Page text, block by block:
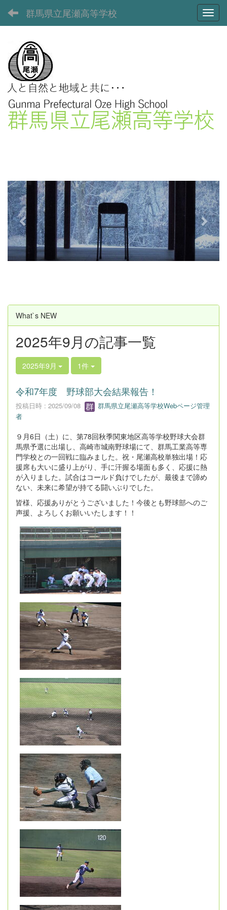
群馬県立尾瀬高等学校
e
v
i
o
u
s
x
t
What`s NEW
2025年9月の記事一覧
2025年9月 1件
令和7年度 野球部大会結果報告！
投稿日時 : 2025/09/08
群馬県立尾瀬高等学校Webページ管理
者
９月6日（土）に、第78回秋季関東地区高等学校野球大会群
馬県予選に出場し、高崎市城南野球場にて、群馬工業高等専
門学校との一回戦に臨みました。祝・尾瀬高校単独出場！応
援席も大いに盛り上がり、手に汗握る場面も多く、応援に熱
が入りました。試合はコールド負けでしたが、最後まで諦め
ない、未来に希望が持てる闘いぶりでした。
皆様、応援ありがとうございました！今後とも野球部へのご
声援、よろしくお願いいたします！！